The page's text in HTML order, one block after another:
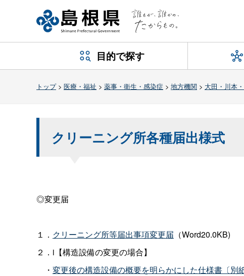
目的で探す
トップ> 医療・福祉 > 薬事・衛生・感染症 > 地方機関 > 大田・川本
クリーニング所各種届出様式
◎変更届
１． クリーニング所等届出事項変更届 （Word20.0KB)
２．i【構造設備の変更の場合】
・ 変更後の構造設備の概要を明らかにした仕様書〔別